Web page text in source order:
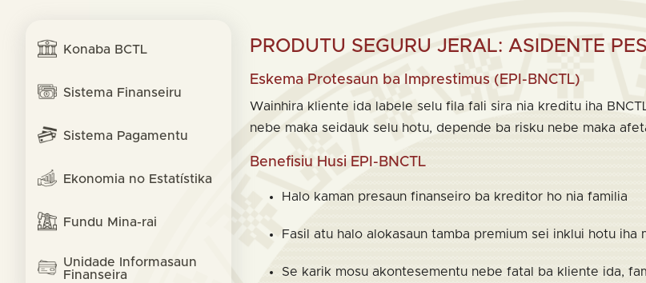
Konaba BCTL
Sistema Finanseiru
Sistema Pagamentu
Ekonomia no Estatístika
Fundu Mina-rai
Unidade Informasaun
Finanseira
PRODUTU SEGURU JERAL: ASIDENTE
Eskema Protesaun ba Imprestimus (EPI-BNCTL)
Wainhira kliente ida labele selu fila fali sira nia kreditu iha
nebe maka seidauk selu hotu, depende ba risku nebe maka
Benefisiu Husi EPI-BNCTL
Halo kaman presaun finanseiro ba kreditor ho nia familia
Fasil atu halo alokasaun tamba premium sei inklui hotu iha
Se karik mosu akontesementu nebe fatal ba kliente ida,